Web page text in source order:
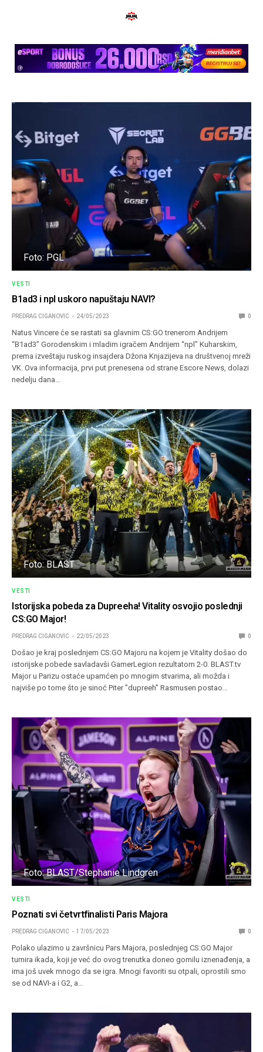
Foto: PGL
VESTI
B1ad3 i npl uskoro napuštaju NAVI?
PREDRAG CIGANOVIC 24/05/2023 0
Natus Vincere će se rastati sa glavnim CS:GO trenerom Andrijem
“B1ad3” Gorodenskim i mladim igračem Andrijem “npl” Kuharskim,
prema izveštaju ruskog insajdera Džona Knjazijeva na društvenoj mreži
VK. Ova informacija, prvi put prenesena od strane Escore News, dolazi
nedelju dana…
Foto: BLAST
VESTI
Istorijska pobeda za Dupreeha! Vitality osvojio poslednji
CS:GO Major!
PREDRAG CIGANOVIC 22/05/2023 0
Došao je kraj poslednjem CS:GO Majoru na kojem je Vitality došao do
istorijske pobede savladavši GamerLegion rezultatom 2-0. BLAST.tv
Major u Parizu ostaće upamćen po mnogim stvarima, ali možda i
najviše po tome što je sinoć Piter ”dupreeh” Rasmusen postao…
Foto: BLAST/Stephanie Lindgren
VESTI
Poznati svi četvrtfinalisti Paris Majora
PREDRAG CIGANOVIC 17/05/2023 0
Polako ulazimo u završnicu Pars Majora, poslednjeg CS:GO Major
turnira ikada, koji je već do ovog trenutka doneo gomilu iznenađenja, a
ima još uvek mnogo da se igra. Mnogi favoriti su otpali, oprostili smo
se od NAVI-a i G2, a…